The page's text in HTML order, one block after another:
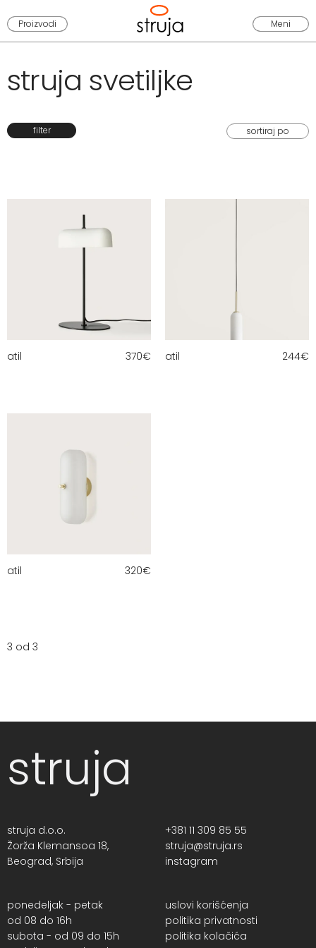
Proizvodi Meni
struja svetiljke
filter
atil 370€ atil 244€
atil 320€
3 od 3
struja
struja d.o.o.
Žorža Klemansoa 18,
Beograd, Srbija
+381 11 309 85 55
struja@struja.rs
instagram
ponedeljak - petak
od 08 do 16h
subota - od 09 do 15h
uslovi korišćenja
politika privatnosti
politika kolačića